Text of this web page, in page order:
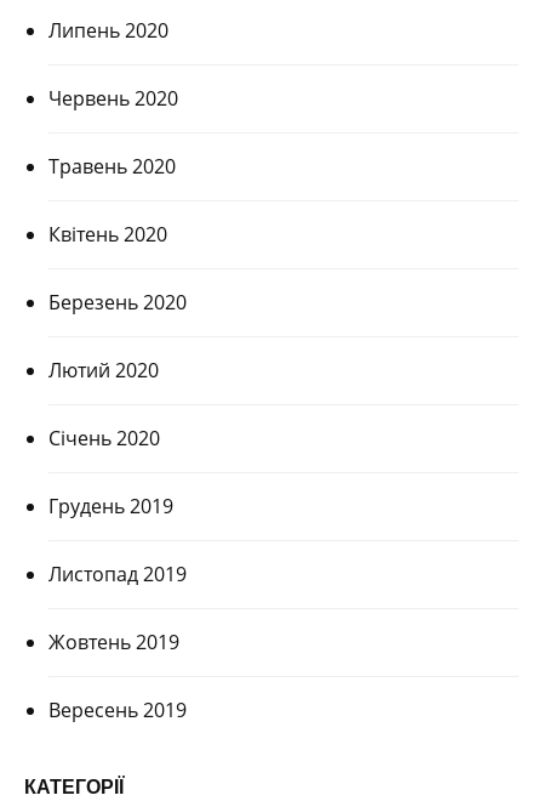
Липень 2020
Червень 2020
Травень 2020
Квітень 2020
Березень 2020
Лютий 2020
Січень 2020
Грудень 2019
Листопад 2019
Жовтень 2019
Вересень 2019
КАТЕГОРІЇ